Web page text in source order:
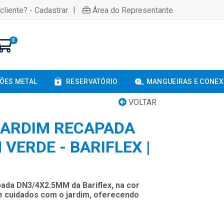
- Cadastrar | Área do Representante
0
METAL RESERVATÓRIO MANGUEIRAS E
VOLTAR
RECAPADA
- BARIFLEX |
DN3/4X2.5MM da Bariflex, na cor
cuidados com o jardim, oferecendo